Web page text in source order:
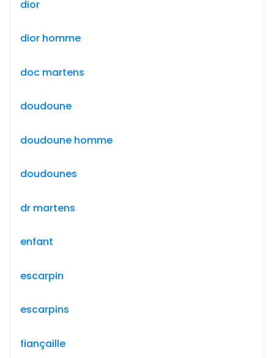
dior
dior homme
doc martens
doudoune
doudoune homme
doudounes
dr martens
enfant
escarpin
escarpins
fiançaille